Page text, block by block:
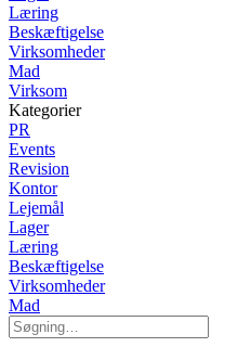
Læring
Beskæftigelse
Virksomheder
Mad
Virksom
Kategorier
PR
Events
Revision
Kontor
Lejemål
Lager
Læring
Beskæftigelse
Virksomheder
Mad